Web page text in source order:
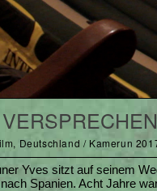
Deutschland / Kamerun
Yves sitzt auf seinem
Spanien. Acht Jahre